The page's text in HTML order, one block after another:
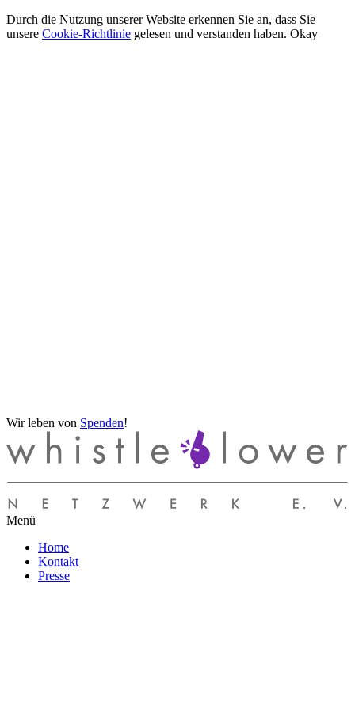
Durch die Nutzung unserer Website erkennen Sie an, dass Sie
unsere Cookie-Richtlinie gelesen und verstanden haben. Okay
Wir leben von Spenden!
Menü
Home
Kontakt
Presse